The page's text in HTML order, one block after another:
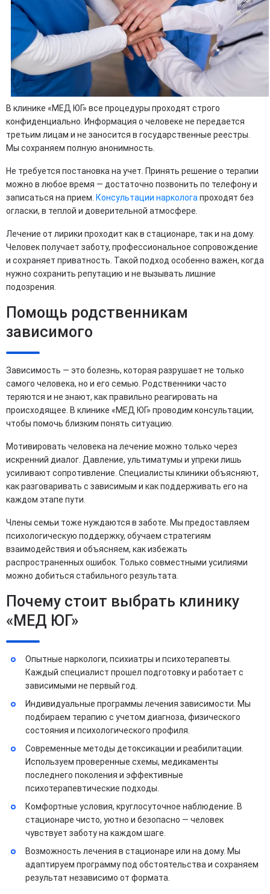
В клинике «МЕД ЮГ» все процедуры проходят строго
конфиденциально. Информация о человеке не передается
третьим лицам и не заносится в государственные реестры.
Мы сохраняем полную анонимность.
Не требуется постановка на учет. Принять решение о терапии
можно в любое время — достаточно позвонить по телефону и
записаться на прием. Консультации наркологапроходят без
огласки, в теплой и доверительной атмосфере.
Лечение от лирики проходит как в стационаре, так и на дому.
Человек получает заботу, профессиональное сопровождение
и сохраняет приватность. Такой подход особенно важен, когда
нужно сохранить репутацию и не вызывать лишние
подозрения.
Помощь родственникам
зависимого
Зависимость — это болезнь, которая разрушает не только
самого человека, но и его семью. Родственники часто
теряются и не знают, как правильно реагировать на
происходящее. В клинике «МЕД ЮГ» проводим консультации,
чтобы помочь близким понять ситуацию.
Мотивировать человека на лечение можно только через
искренний диалог. Давление, ультиматумы и упреки лишь
усиливают сопротивление. Специалисты клиники объясняют,
как разговаривать с зависимым и как поддерживать его на
каждом этапе пути.
Члены семьи тоже нуждаются в заботе. Мы предоставляем
психологическую поддержку, обучаем стратегиям
взаимодействия и объясняем, как избежать
распространенных ошибок. Только совместными усилиями
можно добиться стабильного результата.
Почему стоит выбрать клинику
«МЕД ЮГ»
Опытные наркологи, психиатры и психотерапевты.
Каждый специалист прошел подготовку и работает с
зависимыми не первый год.
Индивидуальные программы лечения зависимости. Мы
подбираем терапию с учетом диагноза, физического
состояния и психологического профиля.
Современные методы детоксикации и реабилитации.
Используем проверенные схемы, медикаменты
последнего поколения и эффективные
психотерапевтические подходы.
Комфортные условия, круглосуточное наблюдение. В
стационаре чисто, уютно и безопасно — человек
чувствует заботу на каждом шаге.
Возможность лечения в стационаре или на дому. Мы
адаптируем программу под обстоятельства и сохраняем
результат независимо от формата.